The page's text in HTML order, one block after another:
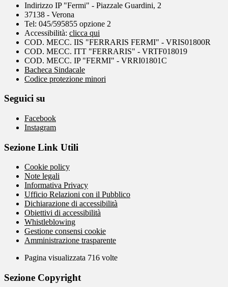
Indirizzo IP "Fermi" - Piazzale Guardini, 2
37138 - Verona
Tel: 045/595855 opzione 2
Accessibilità: clicca qui
COD. MECC. IIS "FERRARIS FERMI" - VRIS01800R
COD. MECC. ITT "FERRARIS" - VRTF018019
COD. MECC. IP "FERMI" - VRRI01801C
Bacheca Sindacale
Codice protezione minori
Seguici su
Facebook
Instagram
Sezione Link Utili
Cookie policy
Note legali
Informativa Privacy
Ufficio Relazioni con il Pubblico
Dichiarazione di accessibilità
Obiettivi di accessibilità
Whistleblowing
Gestione consensi cookie
Amministrazione trasparente
Pagina visualizzata 716 volte
Sezione Copyright